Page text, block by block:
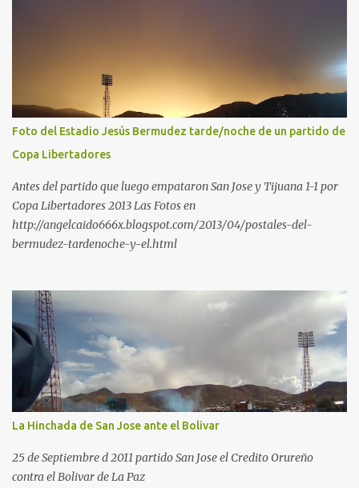
Foto del Estadio Jesús Bermudez tarde/noche de un partido de
Copa Libertadores
Antes del partido que luego empataron San Jose y Tijuana 1-1 por
Copa Libertadores 2013 Las Fotos en
http://angelcaido666x.blogspot.com/2013/04/postales-del-
bermudez-tardenoche-y-el.html
La Hinchada de San Jose ante el Bolivar
25 de Septiembre d 2011 partido San Jose el Credito Orureño
contra el Bolivar de La Paz